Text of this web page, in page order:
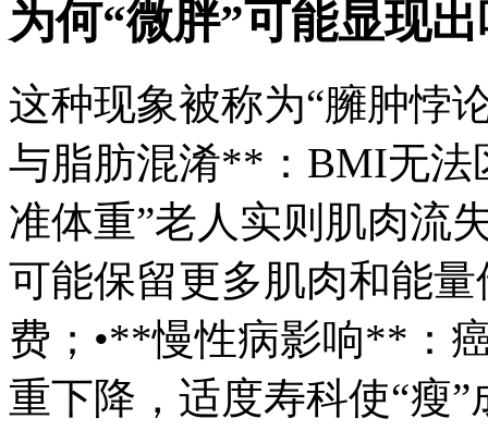
为何“微胖”可能显现
这种现象被称为“臃肿悖
与脂肪混淆**：BMI无法
准体重”老人实则肌肉流
可能保留更多肌肉和能
费；•**慢性病影响**：
重下降，适度寿科使“瘦